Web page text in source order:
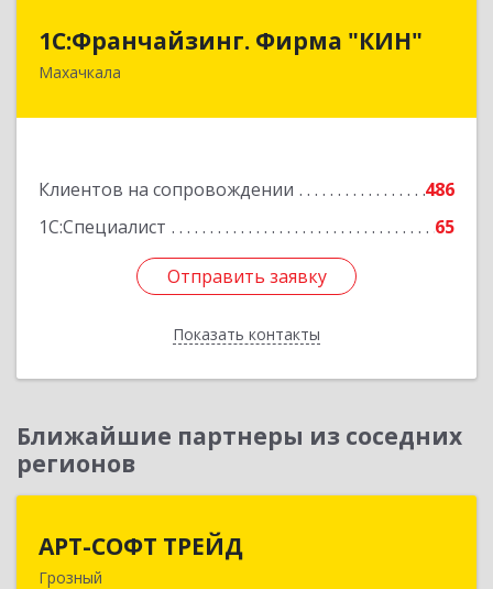
1С:Франчайзинг. Фирма "КИН"
Махачкала
Клиентов на сопровождении
486
1С:Специалист
65
Отправить заявку
Показать контакты
1С:Франчайзинг. Фирма "КИН"
367030, Дагестан Респ, Махачкала г, И.Казака
Отправить заявку
Назад
Ближайшие партнеры из соседних
регионов
АРТ-СОФТ ТРЕЙД
Грозный
364013, Чеченская Респ, Грозный г, Полярников